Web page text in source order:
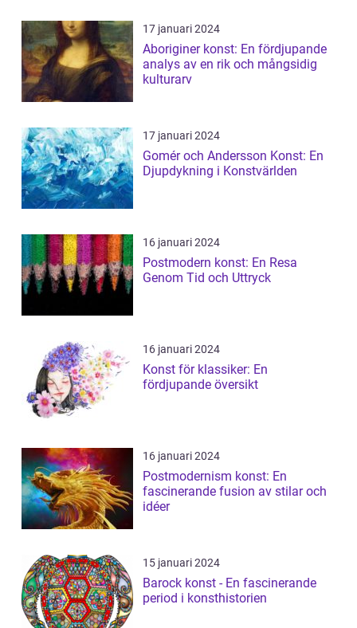
17 januari 2024
Aboriginer konst: En fördjupande
analys av en rik och mångsidig
kulturarv
17 januari 2024
Gomér och Andersson Konst: En
Djupdykning i Konstvärlden
16 januari 2024
Postmodern konst: En Resa
Genom Tid och Uttryck
16 januari 2024
Konst för klassiker: En
fördjupande översikt
16 januari 2024
Postmodernism konst: En
fascinerande fusion av stilar och
idéer
15 januari 2024
Barock konst - En fascinerande
period i konsthistorien